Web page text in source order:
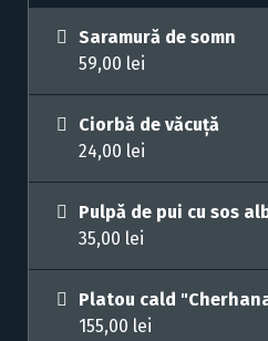
Saramură de somn
59,00 lei
Ciorbă de văcuță
24,00 lei
Pulpă de pui cu sos
35,00 lei
Platou cald
155,00 lei